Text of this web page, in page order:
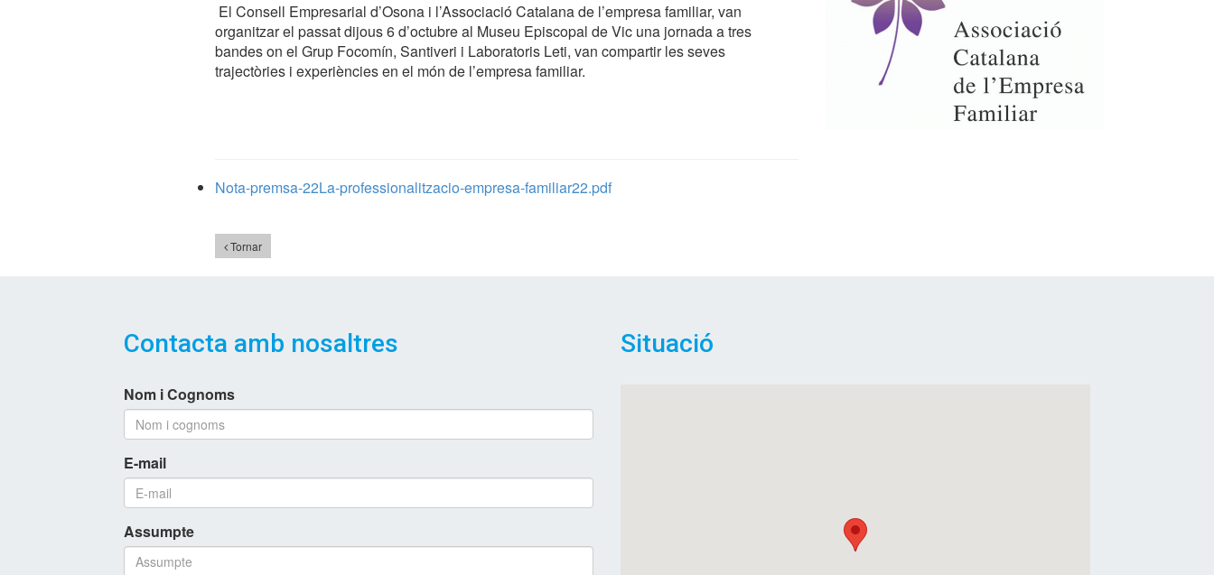
El Consell Empresarial d’Osona i l’Associació Catalana de l’empresa familiar, van
organitzar el passat dijous 6 d’octubre al Museu Episcopal de Vic una jornada a tres
bandes on el Grup Focomín, Santiveri i Laboratoris Leti, van compartir les seves
trajectòries i experiències en el món de l’empresa familiar.
Nota-premsa-22La-professionalitzacio-empresa-familiar22.pdf
Tornar
Contacta amb nosaltres
Nom i Cognoms
E-mail
Assumpte
Situació